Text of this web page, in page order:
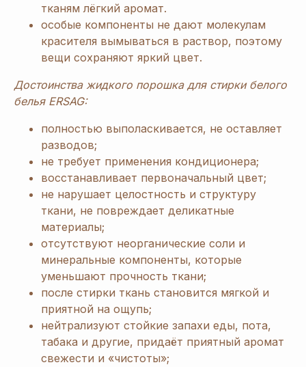
тканям лёгкий аромат.
особые компоненты не дают молекулам
красителя вымываться в раствор, поэтому
вещи сохраняют яркий цвет.
Достоинства жидкого порошка для стирки белого
белья ERSAG:
полностью выполаскивается, не оставляет
разводов;
не требует применения кондиционера;
восстанавливает первоначальный цвет;
не нарушает целостность и структуру
ткани, не повреждает деликатные
материалы;
отсутствуют неорганические соли и
минеральные компоненты, которые
уменьшают прочность ткани;
после стирки ткань становится мягкой и
приятной на ощупь;
нейтрализуют стойкие запахи еды, пота,
табака и другие, придаёт приятный аромат
свежести и «чистоты»;